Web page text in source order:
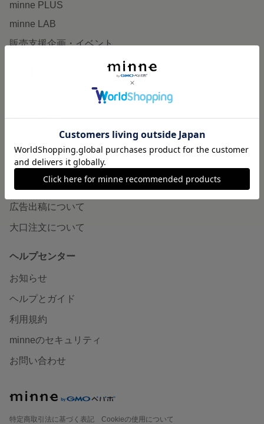
minne PLUS
minne LAB
販売支援企画・イベント
minneとものづくりと
minneの本
企業の方へ
広告出稿について
大口注文について
ヘルプセンター
お知らせ
ヘルプとガイド
利用規約
minneのセキュリティ
お問い合わせ
特定商取引法に基づく表記
Cookieの使用について